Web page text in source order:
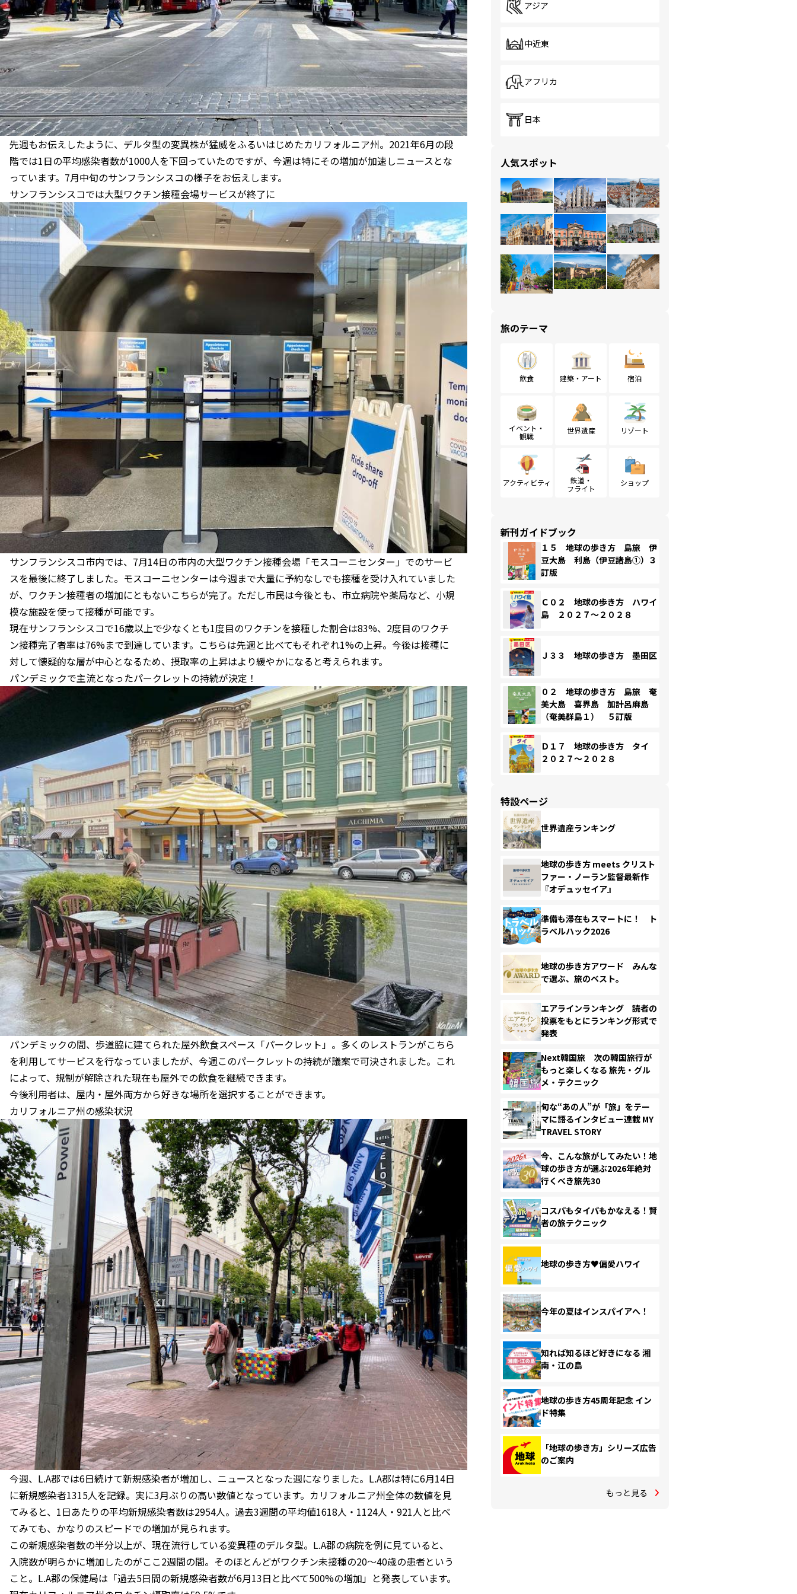
先週もお伝えしたように、デルタ型の変異株が猛威をふるいはじめたカリフォルニア州。2021年6月の段
階では1日の平均感染者数が1000人を下回っていたのですが、今週は特にその増加が加速しニュースとな
っています。7月中旬のサンフランシスコの様子をお伝えします。
サンフランシスコでは大型ワクチン接種会場サービスが終了に
サンフランシスコ市内では、7月14日の市内の大型ワクチン接種会場「モスコーニセンター」でのサービ
スを最後に終了しました。モスコーニセンターは今週まで大量に予約なしでも接種を受け入れていました
が、ワクチン接種者の増加にともないこちらが完了。ただし市民は今後とも、市立病院や薬局など、小規
模な施設を使って接種が可能です。
現在サンフランシスコで16歳以上で少なくとも1度目のワクチンを接種した割合は83%、2度目のワクチ
ン接種完了者率は76%まで到達しています。こちらは先週と比べてもそれぞれ1%の上昇。今後は接種に
対して懐疑的な層が中心となるため、摂取率の上昇はより緩やかになると考えられます。
パンデミックで主流となったパークレットの持続が決定！
パンデミックの間、歩道脇に建てられた屋外飲食スペース「パークレット」。多くのレストランがこちら
を利用してサービスを行なっていましたが、今週このパークレットの持続が議案で可決されました。これ
によって、規制が解除された現在も屋外での飲食を継続できます。
今後利用者は、屋内・屋外両方から好きな場所を選択することができます。
カリフォルニア州の感染状況
今週、L.A郡では6日続けて新規感染者が増加し、ニュースとなった週になりました。L.A郡は特に6月14日
に新規感染者1315人を記録。実に3月ぶりの高い数値となっています。カリフォルニア州全体の数値を見
てみると、1日あたりの平均新規感染者数は2954人。過去3週間の平均値1618人・1124人・921人と比べ
てみても、かなりのスピードでの増加が見られます。
この新規感染者数の半分以上が、現在流行している変異種のデルタ型。L.A郡の病院を例に見ていると、
入院数が明らかに増加したのがここ2週間の間。そのほとんどがワクチン未接種の20～40歳の患者という
こと。L.A郡の保健局は「過去5日間の新規感染者数が6月13日と比べて500%の増加」と発表しています。
アジア
中近東
アフリカ
日本
人気スポット
旅のテーマ
飲食 建築・アート 宿泊
イベント・
観戦
世界遺産 リゾート
アクティビティ
鉄道・
フライト
ショップ
新刊ガイドブック
１５ 地球の歩き方 島旅 伊
豆大島 利島（伊豆諸島①）３
訂版
Ｃ０２ 地球の歩き方 ハワイ
島 ２０２７～２０２８
Ｊ３３ 地球の歩き方 墨田区
０２ 地球の歩き方 島旅 奄
美大島 喜界島 加計呂麻島
（奄美群島１） ５訂版
Ｄ１７ 地球の歩き方 タイ
２０２７～２０２８
特設ページ
世界遺産ランキング
地球の歩き方 meets クリスト
ファー・ノーラン監督最新作
『オデュッセイア』
準備も滞在もスマートに！ ト
ラベルハック2026
地球の歩き方アワード みんな
で選ぶ、旅のベスト。
エアラインランキング 読者の
投票をもとにランキング形式で
発表
Next韓国旅 次の韓国旅行が
もっと楽しくなる 旅先・グル
メ・テクニック
旬な“あの人”が「旅」をテー
マに語るインタビュー連載 MY
TRAVEL STORY
今、こんな旅がしてみたい！地
球の歩き方が選ぶ2026年絶対
行くべき旅先30
コスパもタイパもかなえる！賢
者の旅テクニック
地球の歩き方♥偏愛ハワイ
今年の夏はインスパイアへ！
知れば知るほど好きになる 湘
南・江の島
地球の歩き方45周年記念 イン
ド特集
「地球の歩き方」シリーズ広告
のご案内
もっと見る